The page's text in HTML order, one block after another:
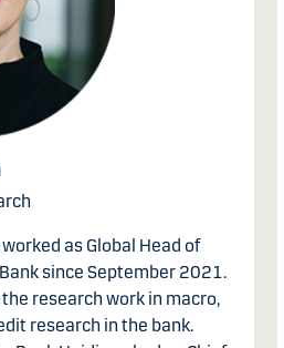
as Global Head of
since September 2021.
research work in macro,
research in the bank.